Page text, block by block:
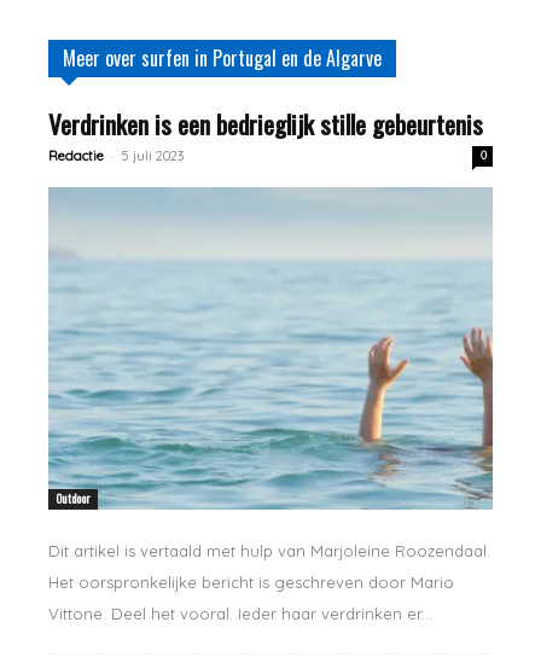
Meer over surfen in Portugal en de Algarve
Verdrinken is een bedrieglijk stille gebeurtenis
Redactie - 5 juli 2023 0
Outdoor
Dit artikel is vertaald met hulp van Marjoleine Roozendaal.
Het oorspronkelijke bericht is geschreven door Mario
Vittone. Deel het vooral. Ieder haar verdrinken er...